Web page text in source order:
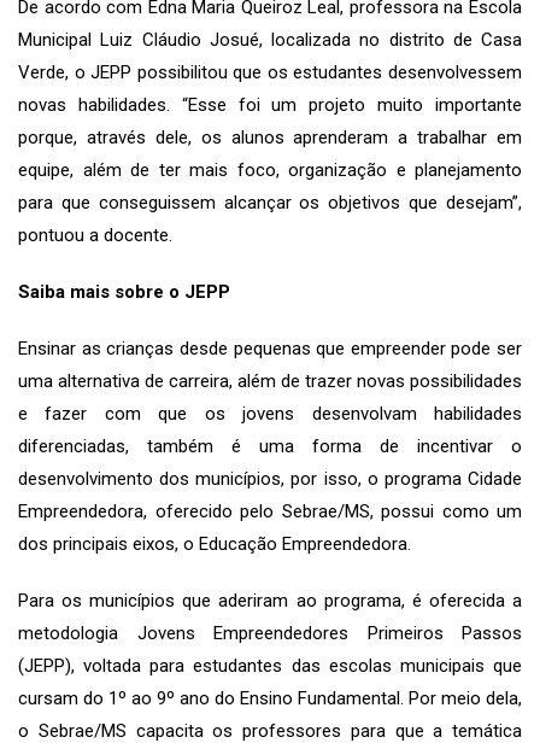
De acordo com Edna Maria Queiroz Leal, professora na Escola
Municipal Luiz Cláudio Josué, localizada no distrito de Casa
Verde, o JEPP possibilitou que os estudantes desenvolvessem
novas habilidades. “Esse foi um projeto muito importante
porque, através dele, os alunos aprenderam a trabalhar em
equipe, além de ter mais foco, organização e planejamento
para que conseguissem alcançar os objetivos que desejam”,
pontuou a docente.
Saiba mais sobre o JEPP
Ensinar as crianças desde pequenas que empreender pode ser
uma alternativa de carreira, além de trazer novas possibilidades
e fazer com que os jovens desenvolvam habilidades
diferenciadas, também é uma forma de incentivar o
desenvolvimento dos municípios, por isso, o programa Cidade
Empreendedora, oferecido pelo Sebrae/MS, possui como um
dos principais eixos, o Educação Empreendedora.
Para os municípios que aderiram ao programa, é oferecida a
metodologia Jovens Empreendedores Primeiros Passos
(JEPP), voltada para estudantes das escolas municipais que
cursam do 1º ao 9º ano do Ensino Fundamental. Por meio dela,
o Sebrae/MS capacita os professores para que a temática